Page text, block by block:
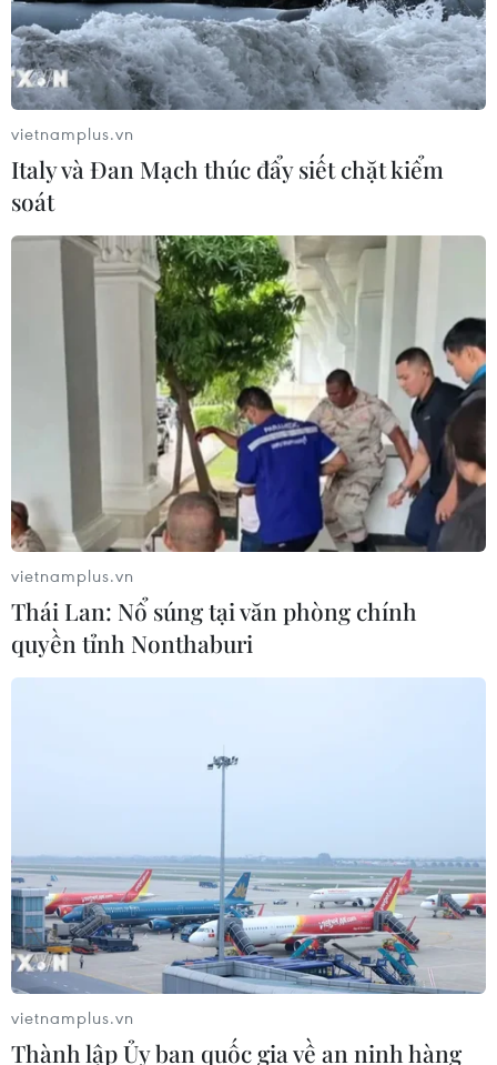
vietnamplus.vn
Italy và Đan Mạch thúc đẩy siết chặt kiểm
soát
vietnamplus.vn
Thái Lan: Nổ súng tại văn phòng chính
quyền tỉnh Nonthaburi
vietnamplus.vn
Thành lập Ủy ban quốc gia về an ninh hàng